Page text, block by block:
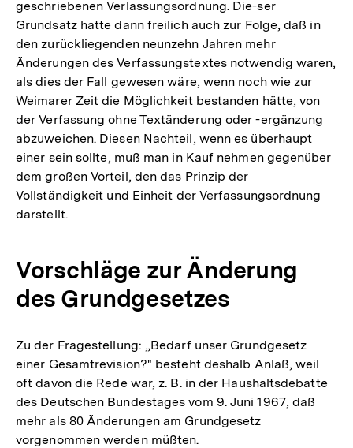
geschriebenen Verlassungsordnung. Die-ser
Grundsatz hatte dann freilich auch zur Folge, daß in
den zurückliegenden neunzehn Jahren mehr
Änderungen des Verfassungstextes notwendig waren,
als dies der Fall gewesen wäre, wenn noch wie zur
Weimarer Zeit die Möglichkeit bestanden hätte, von
der Verfassung ohne Textänderung oder -ergänzung
abzuweichen. Diesen Nachteil, wenn es überhaupt
einer sein sollte, muß man in Kauf nehmen gegenüber
dem großen Vorteil, den das Prinzip der
Vollständigkeit und Einheit der Verfassungsordnung
darstellt.
Vorschläge zur Änderung
des Grundgesetzes
Zu der Fragestellung: „Bedarf unser Grundgesetz
einer Gesamtrevision?" besteht deshalb Anlaß, weil
oft davon die Rede war, z. B. in der Haushaltsdebatte
des Deutschen Bundestages vom 9. Juni 1967, daß
mehr als 80 Änderungen am Grundgesetz
vorgenommen werden müßten.